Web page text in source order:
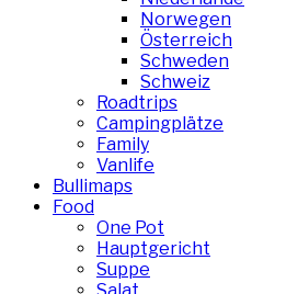
Norwegen
Österreich
Schweden
Schweiz
Roadtrips
Campingplätze
Family
Vanlife
Bullimaps
Food
One Pot
Hauptgericht
Suppe